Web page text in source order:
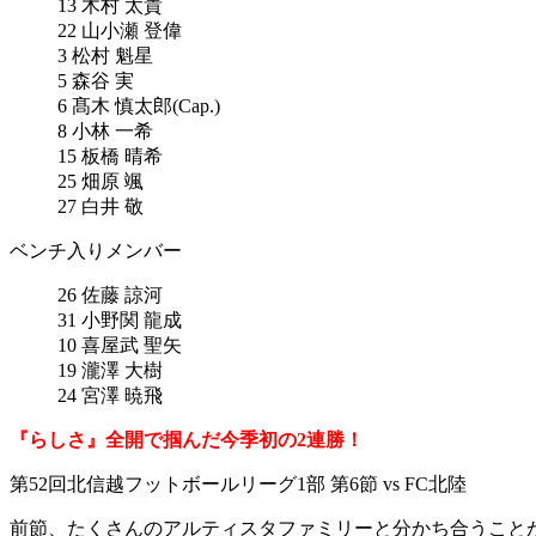
13 木村 太貴
22 山小瀬 登偉
3 松村 魁星
5 森谷 実
6 髙木 慎太郎(Cap.)
8 小林 一希
15 板橋 晴希
25 畑原 颯
27 白井 敬
ベンチ入りメンバー
26 佐藤 諒河
31 小野関 龍成
10 喜屋武 聖矢
19 瀧澤 大樹
24 宮澤 暁飛
『らしさ』全開で掴んだ今季初の2連勝！
第52回北信越フットボールリーグ1部 第6節 vs FC北陸
前節、たくさんのアルティスタファミリーと分かち合うこと